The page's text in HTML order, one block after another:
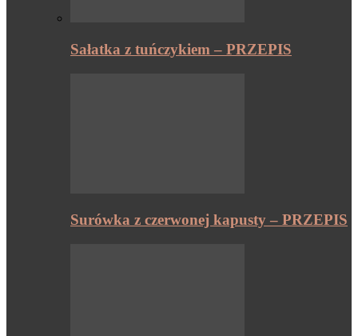
Sałatka z tuńczykiem – PRZEPIS
Surówka z czerwonej kapusty – PRZEPIS